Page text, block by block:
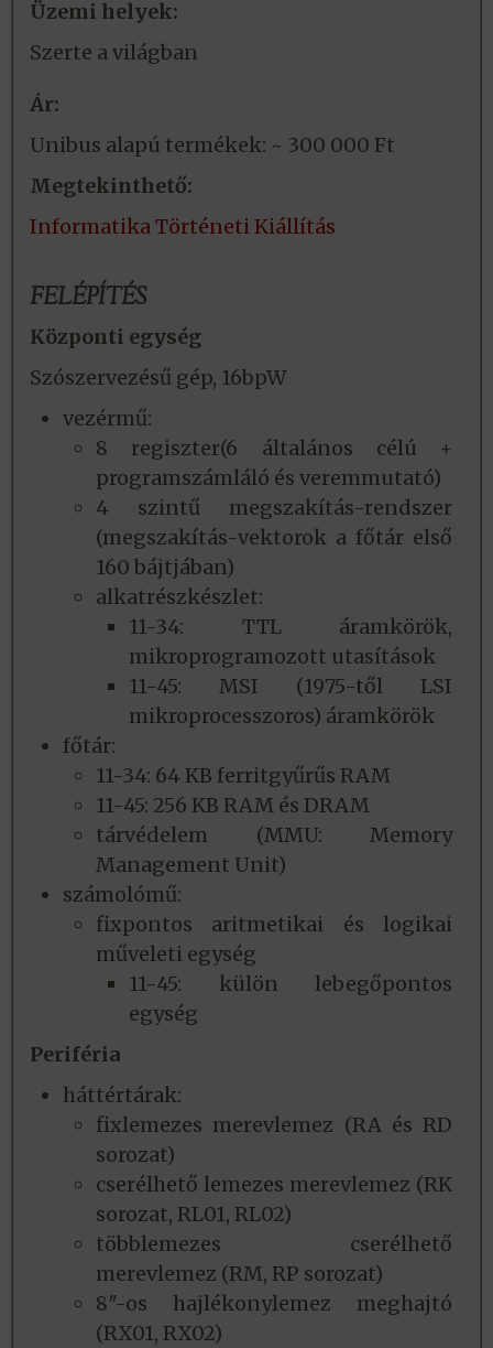
Üzemi helyek:
Szerte a világban
Ár:
Unibus alapú termékek: ~ 300 000 Ft
Megtekinthető:
Informatika Történeti Kiállítás
FELÉPÍTÉS
Központi egység
Szószervezésű gép, 16bpW
vezérmű:
8 regiszter(6 általános célú +
programszámláló és veremmutató)
4 szintű megszakítás-rendszer
(megszakítás-vektorok a főtár első
160 bájtjában)
alkatrészkészlet:
11-34: TTL áramkörök,
mikroprogramozott utasítások
11-45: MSI (1975-től LSI
mikroprocesszoros) áramkörök
főtár:
11-34: 64 KB ferritgyűrűs RAM
11-45: 256 KB RAM és DRAM
tárvédelem (MMU: Memory
Management Unit)
számolómű:
fixpontos aritmetikai és logikai
műveleti egység
11-45: külön lebegőpontos
egység
Periféria
háttértárak:
fixlemezes merevlemez (RA és RD
sorozat)
cserélhető lemezes merevlemez (RK
sorozat, RL01, RL02)
többlemezes cserélhető
merevlemez (RM, RP sorozat)
8″-os hajlékonylemez meghajtó
(RX01, RX02)